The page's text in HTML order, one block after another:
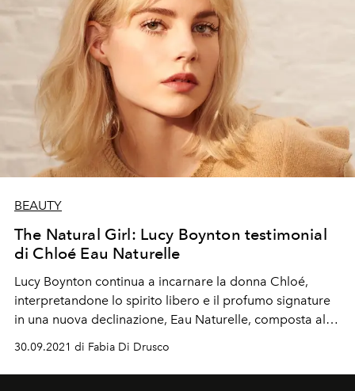
BEAUTY
The Natural Girl: Lucy Boynton testimonial
di Chloé Eau Naturelle
Lucy Boynton continua a incarnare la donna Chloé,
interpretandone lo spirito libero e il profumo signature
in una nuova declinazione, Eau Naturelle, composta al
100% di materie
30.09.2021 di Fabia Di Drusco